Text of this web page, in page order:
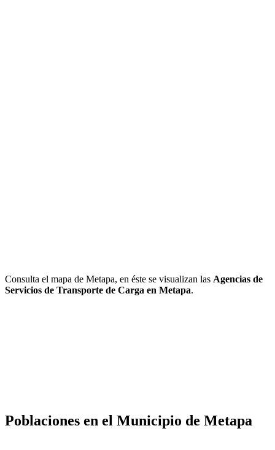
Consulta el mapa de Metapa, en éste se visualizan las Agencias de
Servicios de Transporte de Carga en Metapa.
Poblaciones en el Municipio de Metapa